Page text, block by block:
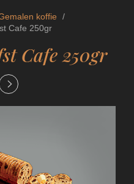
koffie
/
Cafe 250gr
Cafe 250gr